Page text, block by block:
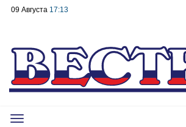
09 Августа 17:13
Toggle